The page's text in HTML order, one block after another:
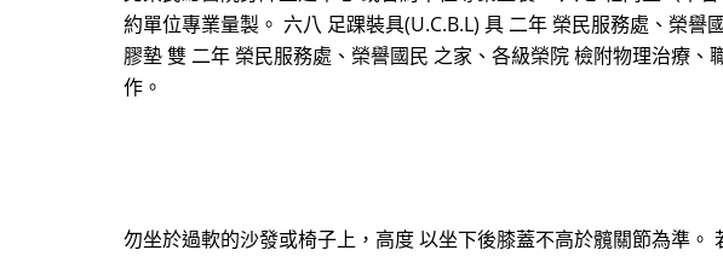
約單位專業量製。 六八 足踝裝具(U.C.B.L) 具 二年 榮民服務處、榮
膠墊 雙 二年 榮民服務處、榮譽國民 之家、各級榮院 檢附物理治療
作。
勿坐於過軟的沙發或椅子上，高度 以坐下後膝蓋不高於髖關節為準。